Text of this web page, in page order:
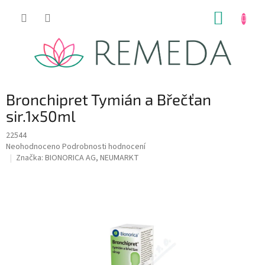
Bronchipret Tymián a Břečťan
sir.1x50ml
22544
Průměrné
hodnocení
Neohodnoceno Podrobnosti hodnocení
Značka: BIONORICA AG, NEUMARKT